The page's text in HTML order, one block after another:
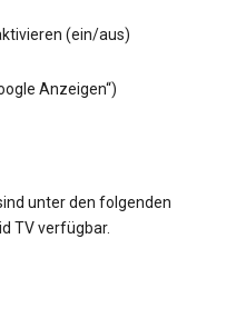
(ein/aus)
Anzeigen“)
unter den folgenden
TV verfügbar.